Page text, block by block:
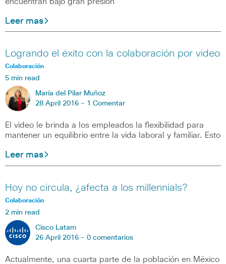
Leer mas
Logrando el éxito con la colaboración por video
Colaboración
5 min read
María del Pilar Muñoz
28 April 2016 - 1 Comentar
El video le brinda a los empleados la flexibilidad para
mantener un equilibrio entre la vida laboral y familiar. Esto
Leer mas
Hoy no circula, ¿afecta a los millennials?
Colaboración
2 min read
Cisco Latam
26 April 2016 - 0 comentarios
Actualmente, una cuarta parte de la población en México